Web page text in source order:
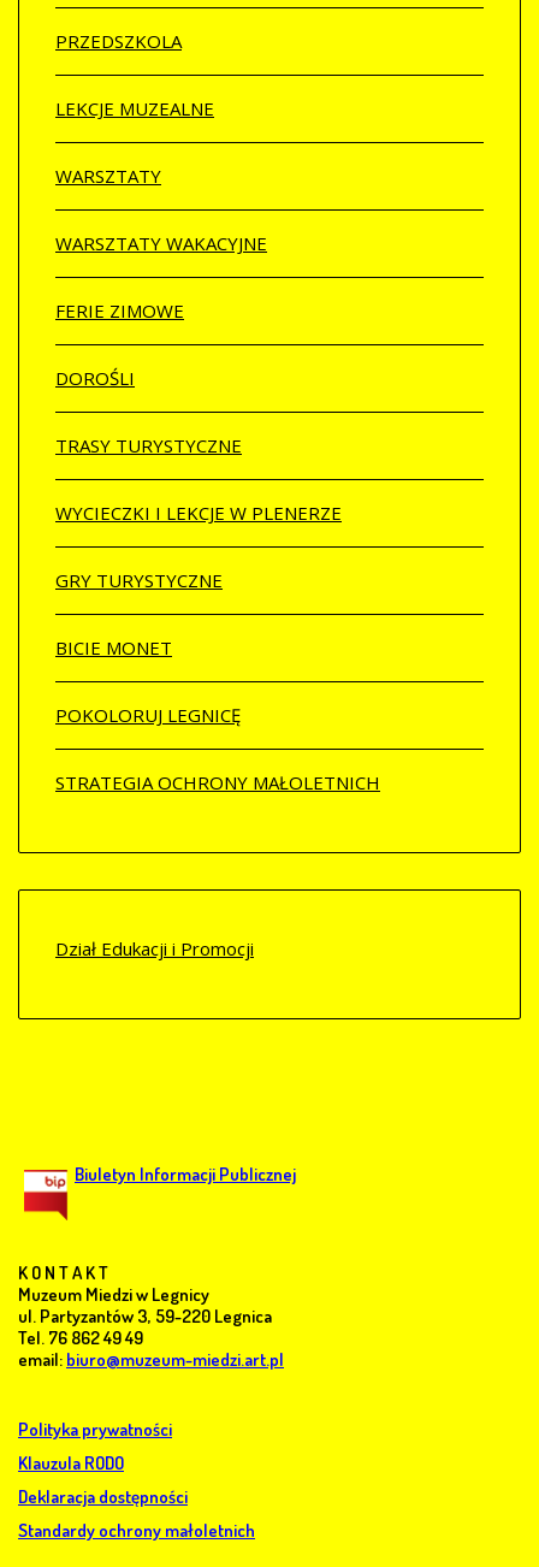
PRZEDSZKOLA
LEKCJE MUZEALNE
WARSZTATY
WARSZTATY WAKACYJNE
FERIE ZIMOWE
DOROŚLI
TRASY TURYSTYCZNE
WYCIECZKI I LEKCJE W PLENERZE
GRY TURYSTYCZNE
BICIE MONET
POKOLORUJ LEGNICĘ
STRATEGIA OCHRONY MAŁOLETNICH
Dział Edukacji i Promocji
Biuletyn Informacji Publicznej
K O N T A K T
Muzeum Miedzi w Legnicy
ul. Partyzantów 3, 59-220 Legnica
Tel. 76 862 49 49
email: biuro@muzeum-miedzi.art.pl
Polityka prywatności
Klauzula RODO
Deklaracja dostępności
Standardy ochrony małoletnich